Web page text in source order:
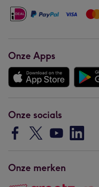
Onze Apps
Onze socials
Onze merken